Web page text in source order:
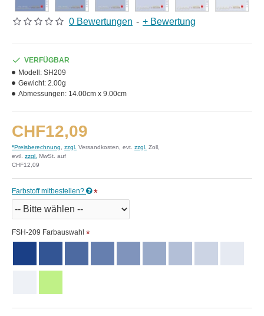
0 Bewertungen - + Bewertung
CHF12,09
*Preisberechnung zzgl. Versandkosten, evt. zzgl. Zoll,
evtl. zzgl. MwSt. auf
CHF12,09
VERFÜGBAR
Modell: SH209
Gewicht: 2.00g
Abmessungen: 14.00cm x 9.00cm
Farbstoff mitbestellen?
FSH-209 Farbauswahl